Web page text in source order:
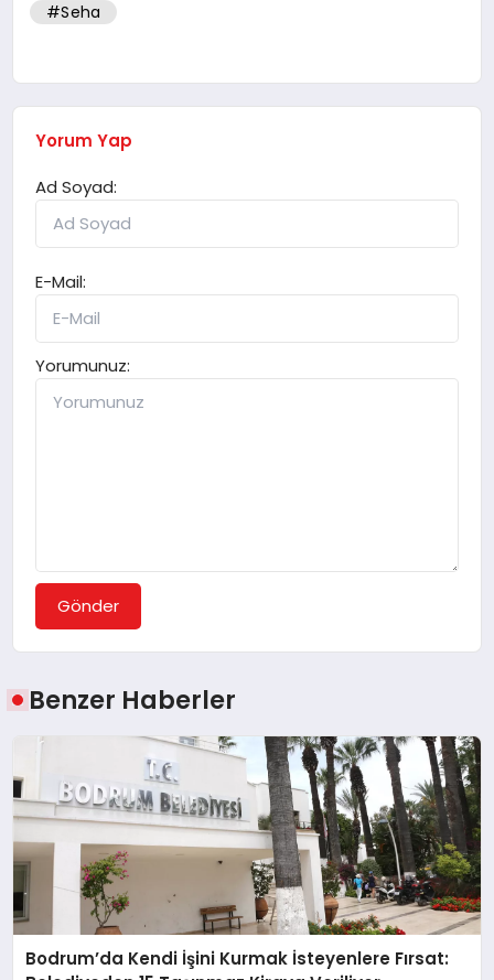
#Seha
Yorum Yap
Ad Soyad:
E-Mail:
Yorumunuz:
Gönder
Benzer Haberler
Bodrum’da Kendi İşini Kurmak İsteyenlere Fırsat: